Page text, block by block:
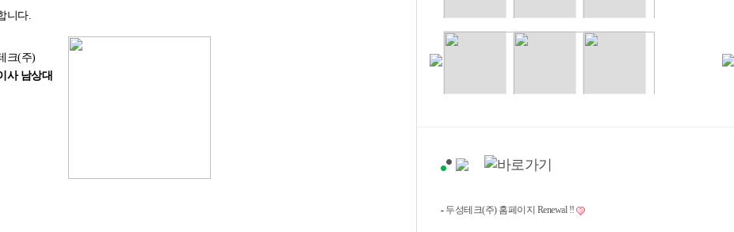
니다.
크(주)
사 남상대
- 두성테크(주) 홈페이지 Renewal !!